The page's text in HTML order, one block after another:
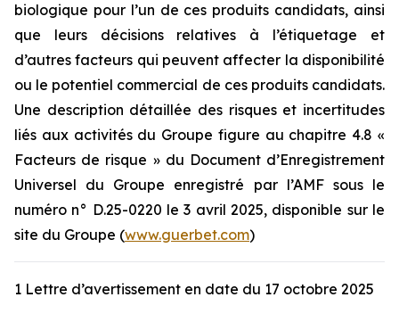
biologique pour l’un de ces produits candidats, ainsi
que leurs décisions relatives à l’étiquetage et
d’autres facteurs qui peuvent affecter la disponibilité
ou le potentiel commercial de ces produits candidats.
Une description détaillée des risques et incertitudes
liés aux activités du Groupe figure au chapitre 4.8 «
Facteurs de risque » du Document d’Enregistrement
Universel du Groupe enregistré par l’AMF sous le
numéro n° D.25-0220 le 3 avril 2025, disponible sur le
site du Groupe (www.guerbet.com)
1 Lettre d’avertissement en date du 17 octobre 2025